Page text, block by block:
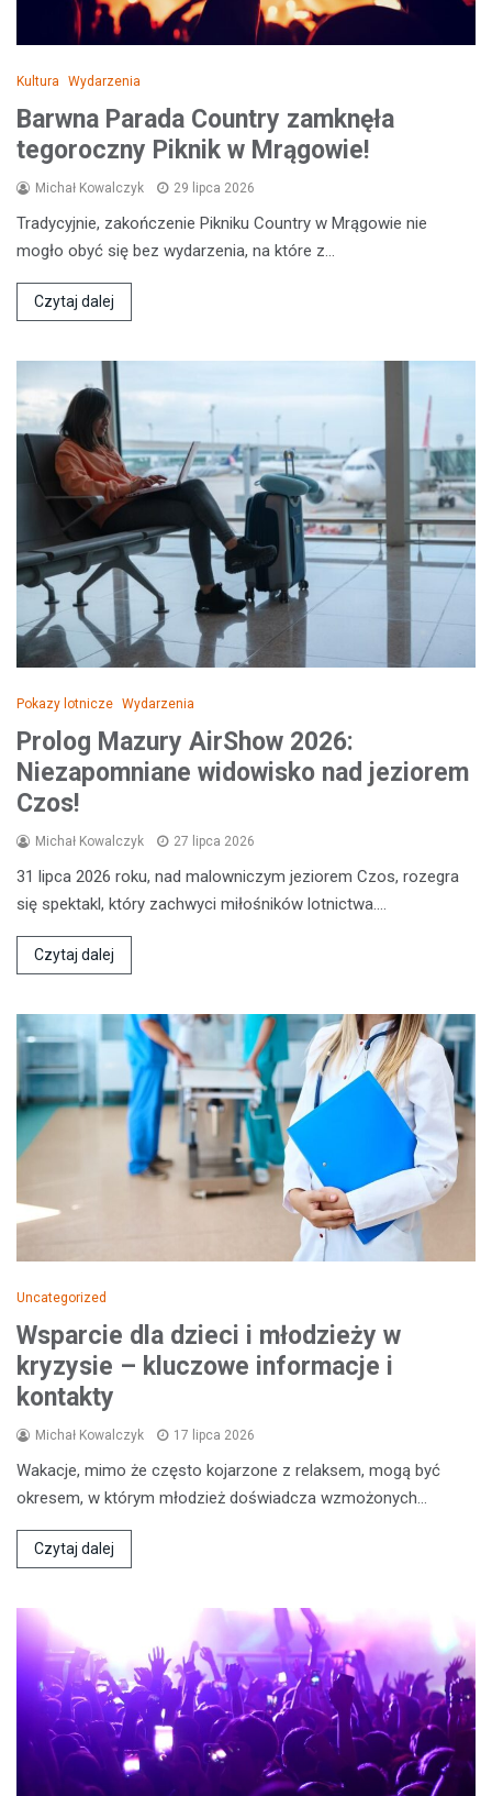
Kultura Wydarzenia
Barwna Parada Country zamknęła
tegoroczny Piknik w Mrągowie!
Michał Kowalczyk 29 lipca 2026
Tradycyjnie, zakończenie Pikniku Country w Mrągowie nie
mogło obyć się bez wydarzenia, na które z…
Czytaj dalej
Pokazy lotnicze Wydarzenia
Prolog Mazury AirShow 2026:
Niezapomniane widowisko nad jeziorem
Czos!
Michał Kowalczyk 27 lipca 2026
31 lipca 2026 roku, nad malowniczym jeziorem Czos, rozegra
się spektakl, który zachwyci miłośników lotnictwa.…
Czytaj dalej
Uncategorized
Wsparcie dla dzieci i młodzieży w
kryzysie – kluczowe informacje i
kontakty
Michał Kowalczyk 17 lipca 2026
Wakacje, mimo że często kojarzone z relaksem, mogą być
okresem, w którym młodzież doświadcza wzmożonych…
Czytaj dalej